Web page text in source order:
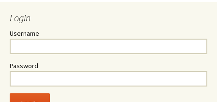
Login
Username
Password